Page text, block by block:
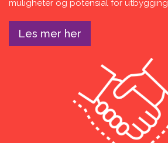
muligheter og potensial for utbygging.
Les mer her